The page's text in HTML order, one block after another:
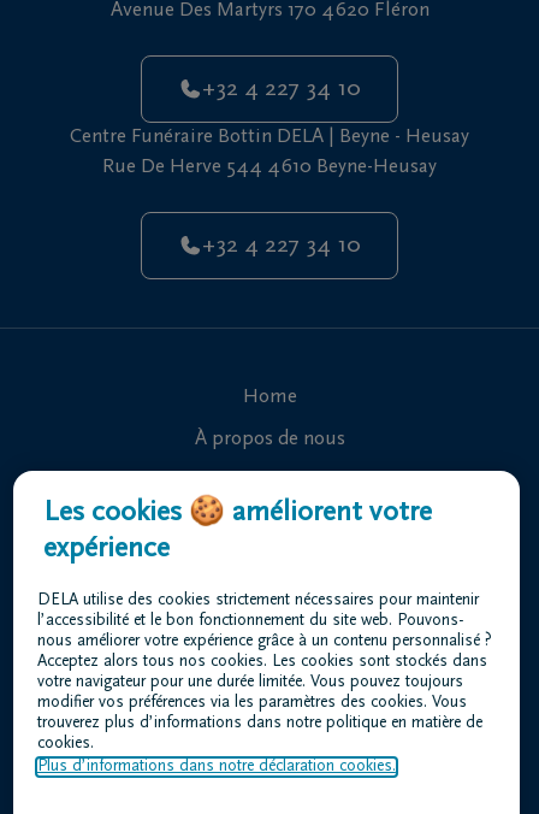
Avenue Des Martyrs 170 4620 Fléron
+32 4 227 34 10
Centre Funéraire Bottin DELA | Beyne - Heusay
Rue De Herve 544 4610 Beyne-Heusay
+32 4 227 34 10
Home
À propos de nous
Organiser des funérailles
Nos centres funéraires
Questions fréquemment posées
Conditions d'utilisation
Déclaration relative à la vie privée
Les cookies 🍪 améliorent votre
expérience
DELA utilise des cookies strictement nécessaires pour maintenir
l’accessibilité et le bon fonctionnement du site web. Pouvons-
nous améliorer votre expérience grâce à un contenu personnalisé ?
Acceptez alors tous nos cookies. Les cookies sont stockés dans
votre navigateur pour une durée limitée. Vous pouvez toujours
modifier vos préférences via les paramètres des cookies. Vous
trouverez plus d’informations dans notre politique en matière de
cookies.
Plus d’informations dans notre déclaration cookies.